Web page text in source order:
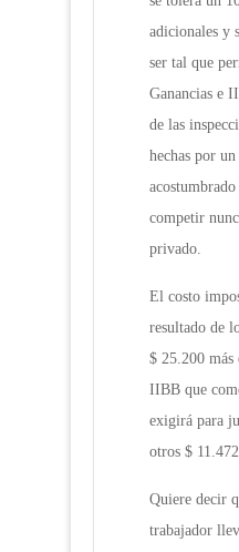
adicionales y
ser tal que
Ganancias e
de las
hechas por
competir
privado.
El costo
resultado de
$ 25.200 más
IIBB que
exigirá para
otros $
Quiere decir
trabajador